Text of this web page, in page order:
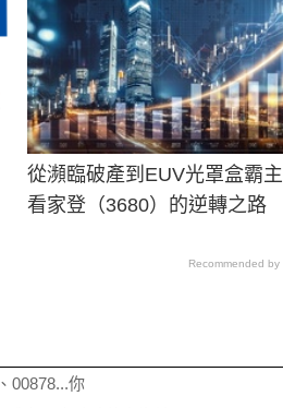
從瀕臨破產到EUV光罩盒霸
看家登（3680）的逆轉之路
Recommended by
00878...你